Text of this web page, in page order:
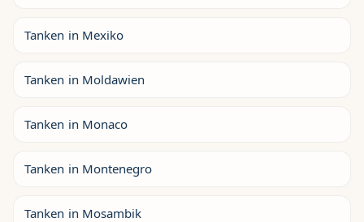
Tanken in Mexiko
Tanken in Moldawien
Tanken in Monaco
Tanken in Montenegro
Tanken in Mosambik